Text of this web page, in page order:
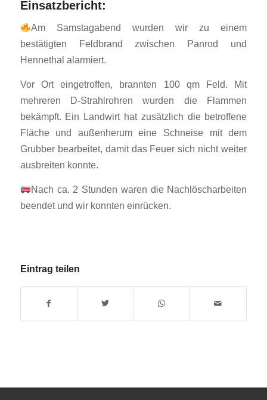
Einsatzbericht:
Am Samstagabend wurden wir zu einem
bestätigten Feldbrand zwischen Panrod und
Hennethal alarmiert.
Vor Ort eingetroffen, brannten 100 qm Feld. Mit
mehreren D-Strahlrohren wurden die Flammen
bekämpft. Ein Landwirt hat zusätzlich die betroffene
Fläche und außenherum eine Schneise mit dem
Grubber bearbeitet, damit das Feuer sich nicht weiter
ausbreiten konnte.
Nach ca. 2 Stunden waren die Nachlöscharbeiten
beendet und wir konnten einrücken.
Eintrag teilen